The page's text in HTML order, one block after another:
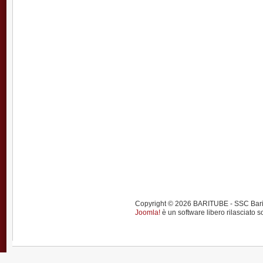
Copyright © 2026 BARITUBE - SSC
Joomla! è un software libero rilasciato